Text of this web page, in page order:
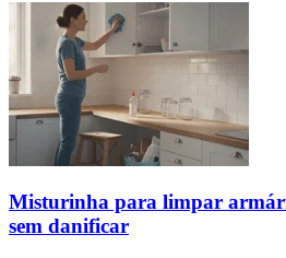
Misturinha para limpar
sem danificar